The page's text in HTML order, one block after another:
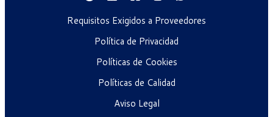
Requisitos Exigidos a Proveedores
Política de Privacidad
Políticas de Cookies
Políticas de Calidad
Aviso Legal